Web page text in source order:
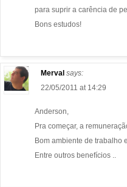
para suprir a carência de
Bons estudos!
Merval says:
22/05/2011 at 14:29
Anderson,
Pra começar, a
Bom ambiente de trabalho
Entre outros benefícios ..